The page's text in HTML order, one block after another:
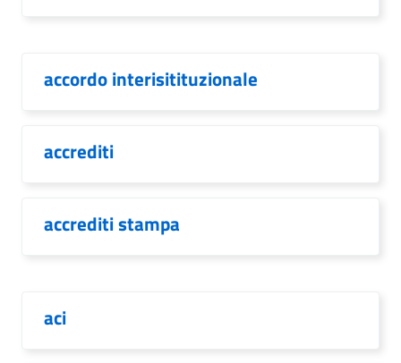
accordo interisitituzionale
accrediti
accrediti stampa
aci